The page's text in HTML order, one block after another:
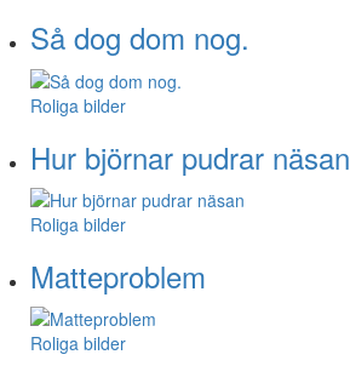
Så dog dom nog.
Roliga bilder
Hur björnar pudrar näsan
Roliga bilder
Matteproblem
Roliga bilder